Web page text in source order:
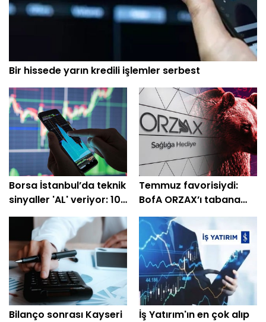
Bir hissede yarın kredili işlemler serbest
Borsa İstanbul’da teknik
sinyaller 'AL' veriyor: 10
hisselik dev liste
Temmuz favorisiydi:
BofA ORZAX’ı tabana
çekti
Bilanço sonrası Kayseri İş Yatırım'ın en çok alıp